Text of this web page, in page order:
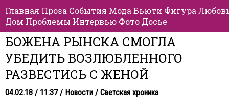
Главная Проза События Мода Бьюти Фигура
Дом Проблемы Интервью Фото Досье
БОЖЕНА РЫНСКА СМОГЛА
УБЕДИТЬ ВОЗЛЮБЛЕННОГО
РАЗВЕСТИСЬ С ЖЕНОЙ
04.02.18 / 11:37 / Новости / Светская хроника